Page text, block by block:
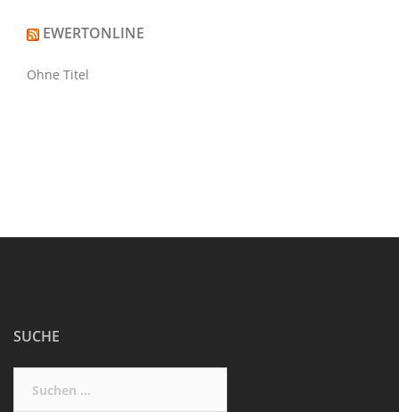
EWERTONLINE
Ohne Titel
SUCHE
nach: